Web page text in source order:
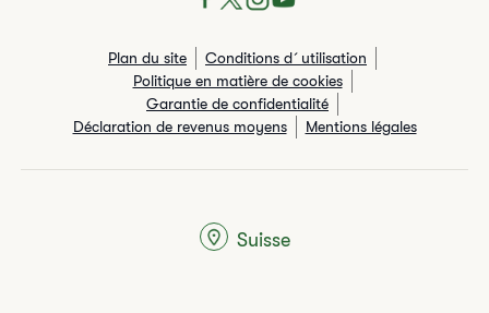
Plan du site
Conditions d´utilisation
Politique en matière de cookies
Garantie de confidentialité
Déclaration de revenus moyens
Mentions légales
Suisse